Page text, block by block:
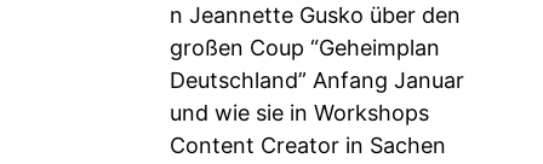
n Jeannette Gusko über den
großen Coup “Geheimplan
Deutschland” Anfang Januar
und wie sie in Workshops
Content Creator in Sachen